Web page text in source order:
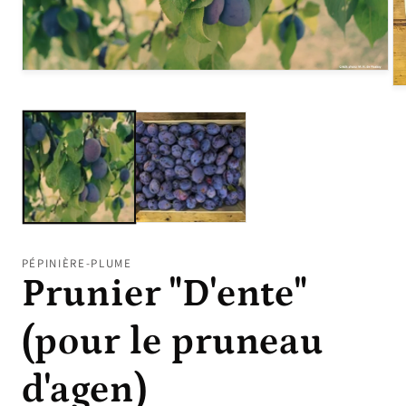
1
dans
une
fenêtre
modale
PÉPINIÈRE-PLUME
Prunier "D'ente"
(pour le pruneau
d'agen)